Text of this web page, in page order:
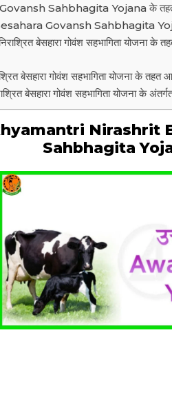
Sahbhagita Yojana के तहत
Govansh Sahbhagita
बेसहारा गोवंश सहभागिता योजना के
बेसहारा गोवंश सहभागिता योजना के
बेसहारा गोवंश सहभागिता योजना के
Nirashrit
Sahbhagita